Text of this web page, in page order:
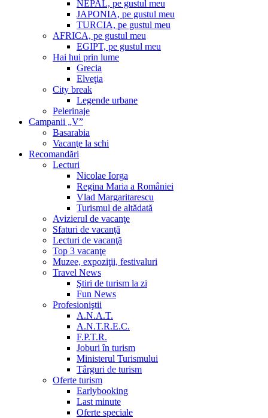
NEPAL, pe gustul meu
JAPONIA, pe gustul meu
TURCIA, pe gustul meu
AFRICA, pe gustul meu
EGIPT, pe gustul meu
Hai hui prin lume
Grecia
Elveţia
City break
Legende urbane
Pelerinaje
Campanii „V”
Basarabia
Vacanţe la schi
Recomandări
Lecturi
Nicolae Iorga
Regina Maria a României
Vlad Margaritarescu
Turismul de altădată
Avizierul de vacanţe
Sfaturi de vacanţă
Lecturi de vacanţă
Top 3 vacanţe
Muzee, expoziţii, festivaluri
Travel News
Ştiri de turism la zi
Fun News
Profesioniştii
A.N.A.T.
A.N.T.R.E.C.
F.P.T.R.
Joburi în turism
Ministerul Turismului
Târguri de turism
Oferte turism
Earlybooking
Last minute
Oferte speciale